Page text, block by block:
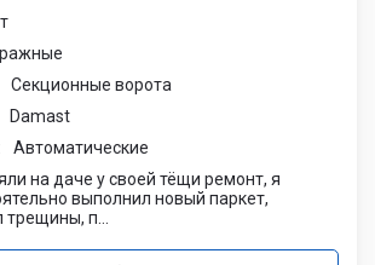
Секционные ворота
Damast
Автоматические
на даче у своей тёщи ремонт, я
выполнил новый паркет,
п...